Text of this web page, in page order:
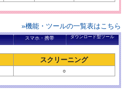
»機能・ツールの一覧表はこちら
スマホ・携帯 ダウンロード型ツール
スクリーニング
○